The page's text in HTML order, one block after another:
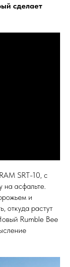
сделает
SRT-10, с
на асфальте.
и
откуда растут
Rumble Bee